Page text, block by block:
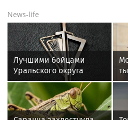
News-life
Лучшими бойцами
Уральского округа
Росгвардии стали
военнослужащие
озерского соединения
по охране важных